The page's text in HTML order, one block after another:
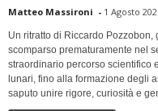
Matteo Massironi - 1 Agosto
Un ritratto di Riccardo
scomparso prematuramente nel
straordinario percorso scientifico
lunari, fino alla formazione degli
saputo unire rigore, curiosità e